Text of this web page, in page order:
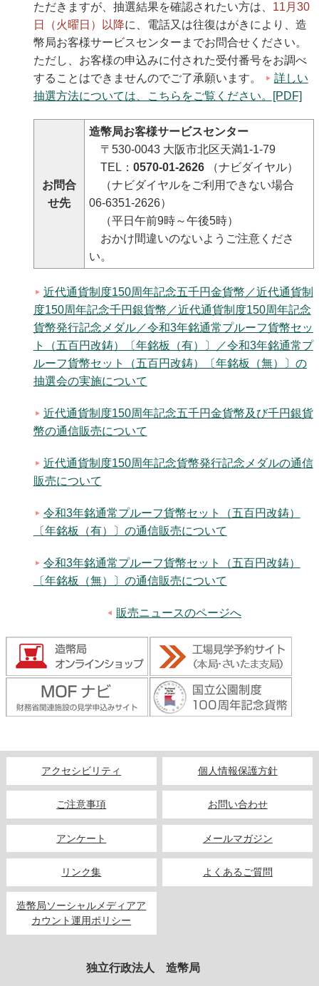
ただきますが、抽選結果を確認されたい方は、 11月30
日（火曜日）以降に、電話又は往復はがきにより、造
幣局お客様サービスセンターまでお問合せください。
ただし、お客様の申込みに付された受付番号をお調べ
することはできませんのでご了承願います。
詳しい
抽選方法については、こちらをご覧ください。[PDF]
お問合
せ先
造幣局お客様サービスセンター
〒530-0043 大阪市北区天満1-1-79
TEL： 0570-01-2626
（ナビダイヤル）
（ナビダイヤルをご利用できない場合
06-6351-2626）
（平日午前9時～午後5時）
おかけ間違いのないようご注意くださ
い。
近代通貨制度150周年記念五千円金貨幣／近代通貨制
度150周年記念千円銀貨幣／近代通貨制度150周年記念
貨幣発行記念メダル／令和3年銘通常プルーフ貨幣セッ
ト（五百円改鋳）〔年銘板（有）〕／令和3年銘通常プ
ルーフ貨幣セット（五百円改鋳）〔年銘板（無）〕の
抽選会の実施について
近代通貨制度150周年記念五千円金貨幣及び千円銀貨
幣の通信販売について
近代通貨制度150周年記念貨幣発行記念メダルの通信
販売について
令和3年銘通常プルーフ貨幣セット（五百円改鋳）
〔年銘板（有）〕の通信販売について
令和3年銘通常プルーフ貨幣セット（五百円改鋳）
〔年銘板（無）〕の通信販売について
販売ニュースのページへ
アクセシビリティ 個人情報保護方針
ご注意事項 お問い合わせ
アンケート メールマガジン
リンク集 よくあるご質問
造幣局ソーシャルメディアア
カウント運用ポリシー
独立行政法人 造幣局